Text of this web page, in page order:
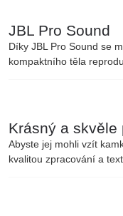
JBL Pro Sound
Díky JBL Pro Sound se
kompaktního těla
Krásný a skvěle
Abyste jej mohli vzít
kvalitou zpracování a